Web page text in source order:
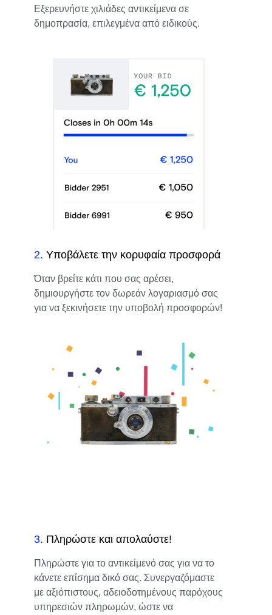
Εξερευνήστε χιλιάδες αντικείμενα σε
δημοπρασία, επιλεγμένα από ειδικούς.
2. Υποβάλετε την κορυφαία προσφορά
Όταν βρείτε κάτι που σας αρέσει,
δημιουργήστε τον δωρεάν λογαριασμό σας
για να ξεκινήσετε την υποβολή προσφορών!
3. Πληρώστε και απολαύστε!
Πληρώστε για το αντικείμενό σας για να το
κάνετε επίσημα δικό σας. Συνεργαζόμαστε
με αξιόπιστους, αδειοδοτημένους παρόχους
υπηρεσιών πληρωμών, ώστε να